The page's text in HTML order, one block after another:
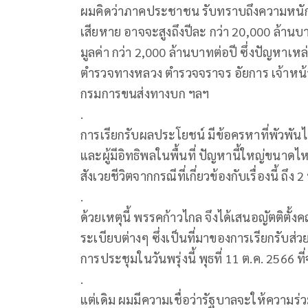
ผมคิดว่าภาคประชาชน รับทราบถึงความห
เสียหาย อาจจะสูงถึงปีละ กว่า 20,000 ล้า
มูลค่า กว่า 2,000 ล้านบาทต่อปี ซึ่งปัญหาเ
ตำรวจทางหลวง ตำรวจจราจร อัยการ เจ้า
กรมการขนส่งทางบก ฯลฯ
.
การเรียกรับผลประโยชน์ มีข้อครหาที่พัวพัน
และผู้มีอิทธิพลในพื้นที่ ปัญหานี้ใหญ่ขนาดไห
สังเวยชีวิตจากกรณีที่เกี่ยวข้องกับเรื่องนี้ ถึง 2
.
ด้วยเหตุนี้ พรรคก้าวไกล จึงได้เสนอญัตติตั้ง
ระเบียบต่างๆ ซึ่งเป็นที่มาของการเรียกรับส่
การประชุมในวันพรุ่งนี้ พุธที่ 11 ต.ค. 2566
.
แต่เดิม ผมมีความเชื่อว่ารัฐบาลจะให้ความ